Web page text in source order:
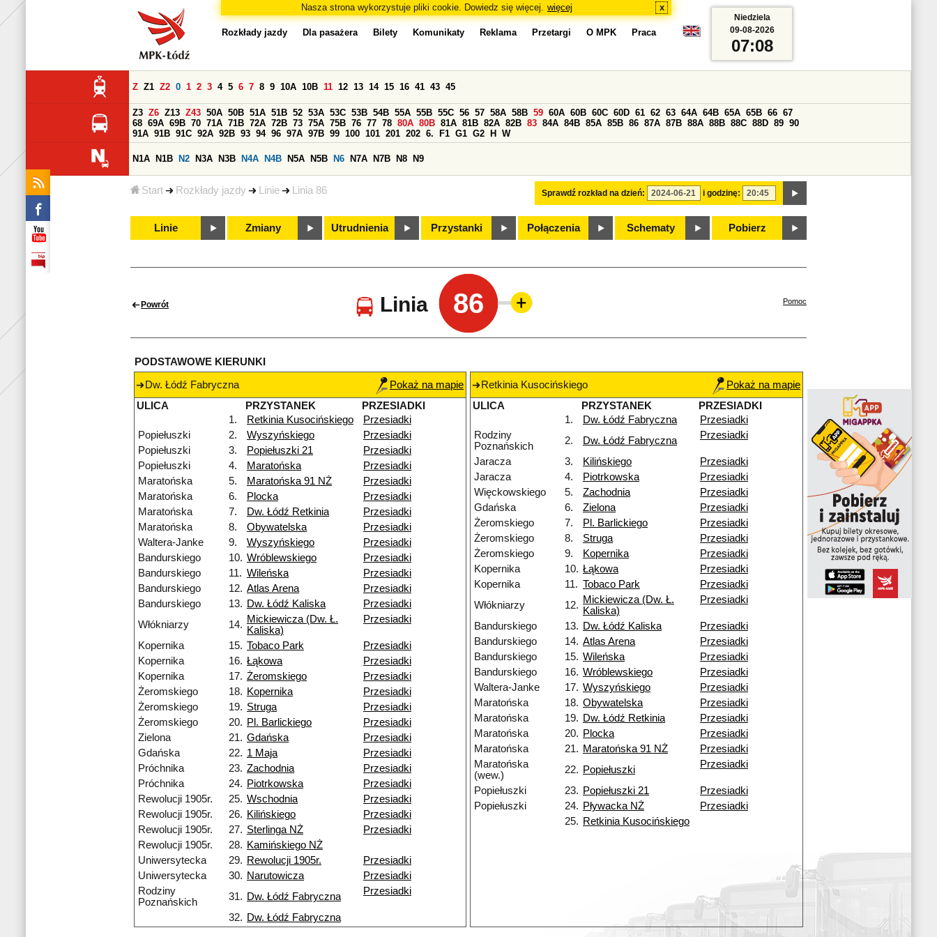
Nasza strona wykorzystuje pliki cookie. Dowiedz się więcej. więcej x
Start Rozkłady jazdy Linie Linia 86
Rozkłady jazdy Dla pasażera Bilety Komunikaty Reklama Przetargi O MPK Praca
Sprawdź rozkład na dzień: i godzinę:
Z Z1 Z2 0 1 2 3 4 5 6 7 8 9 10A 10B 11 12 13 14 15 16 41 43 45
Z3 Z6 Z13 Z43 50A 50B 51A 51B 52 53A 53C 53B 54B 55A 55B 55C 56 57 58A 58B 59 60A 60B 60C 60D 61 62 63 64A 64B 65A 65B 66 67
68 69A 69B 70 71A 71B 72A 72B 73 75A 75B 76 77 78 80A 80B 81A 81B 82A 82B 83 84A 84B 85A 85B 86 87A 87B 88A 88B 88C 88D 89 90
91A 91B 91C 92A 92B 93 94 96 97A 97B 99 100 101 201 202 6. F1 G1 G2 H W
N1A N1B N2 N3A N3B N4A N4B N5A N5B N6 N7A N7B N8 N9
Linie Zmiany Utrudnienia Przystanki Połączenia Schematy Pobierz
Niedziela
09-08-2026
07:08
Powrót Linia 86 Pomoc
PODSTAWOWE KIERUNKI
Dw. Łódź Fabryczna
Pokaż na mapie
ULICA
PRZYSTANEK
PRZESIADKI
1.
Retkinia Kusocińskiego
Przesiadki
Popiełuszki
2. Wyszyńskiego
Przesiadki
Popiełuszki
3. Popiełuszki 21
Przesiadki
Popiełuszki
4. Maratońska
Przesiadki
Maratońska
5. Maratońska 91 NŻ
Przesiadki
Maratońska
6. Plocka
Przesiadki
Maratońska
7. Dw. Łódź Retkinia
Przesiadki
Maratońska
8. Obywatelska
Przesiadki
Waltera-Janke
9. Wyszyńskiego
Przesiadki
Bandurskiego
10. Wróblewskiego
Przesiadki
Bandurskiego
11. Wileńska
Przesiadki
Bandurskiego
12. Atlas Arena
Przesiadki
Bandurskiego
13. Dw. Łódź Kaliska
Przesiadki
Włókniarzy
14. Mickiewicza (Dw. Ł.
Kaliska)
Przesiadki
Kopernika 15. Tobaco Park
Przesiadki
Kopernika
16. Łąkowa
Przesiadki
Kopernika
17. Żeromskiego
Przesiadki
Żeromskiego
18. Kopernika
Przesiadki
Żeromskiego
19. Struga
Przesiadki
Żeromskiego
20. Pl. Barlickiego
Przesiadki
Zielona
21. Gdańska
Przesiadki
Gdańska
22. 1 Maja
Przesiadki
Próchnika
23. Zachodnia
Przesiadki
Próchnika
24. Piotrkowska
Przesiadki
Rewolucji 1905r.
25. Wschodnia
Przesiadki
Rewolucji 1905r.
26. Kilińskiego
Przesiadki
Rewolucji 1905r.
27. Sterlinga NŻ
Przesiadki
Rewolucji 1905r.
28. Kamińskiego NŻ
Uniwersytecka
29. Rewolucji 1905r.
Przesiadki
Uniwersytecka
30. Narutowicza
Przesiadki
Rodziny
Poznańskich
31. Dw. Łódź Fabryczna Przesiadki
32. Dw. Łódź Fabryczna
Retkinia Kusocińskiego
Pokaż na mapie
ULICA
PRZYSTANEK
PRZESIADKI
1.
Dw. Łódź Fabryczna
Przesiadki
Rodziny
Poznańskich
2. Dw. Łódź Fabryczna Przesiadki
Jaracza 3. Kilińskiego
Przesiadki
Jaracza
4. Piotrkowska
Przesiadki
Więckowskiego
5. Zachodnia
Przesiadki
Gdańska
6. Zielona
Przesiadki
Żeromskiego
7. Pl. Barlickiego
Przesiadki
Żeromskiego
8. Struga
Przesiadki
Żeromskiego
9. Kopernika
Przesiadki
Kopernika
10. Łąkowa
Przesiadki
Kopernika
11. Tobaco Park
Przesiadki
Włókniarzy
12. Mickiewicza (Dw. Ł.
Kaliska)
Przesiadki
Bandurskiego 13. Dw. Łódź Kaliska
Przesiadki
Bandurskiego
14. Atlas Arena
Przesiadki
Bandurskiego
15. Wileńska
Przesiadki
Bandurskiego
16. Wróblewskiego
Przesiadki
Waltera-Janke
17. Wyszyńskiego
Przesiadki
Maratońska
18. Obywatelska
Przesiadki
Maratońska
19. Dw. Łódź Retkinia
Przesiadki
Maratońska
20. Plocka
Przesiadki
Maratońska
21. Maratońska 91 NŻ
Przesiadki
Maratońska
(wew.)
22. Popiełuszki Przesiadki
Popiełuszki 23. Popiełuszki 21
Przesiadki
Popiełuszki
24. Pływacka NŻ
Przesiadki
25. Retkinia Kusocińskiego